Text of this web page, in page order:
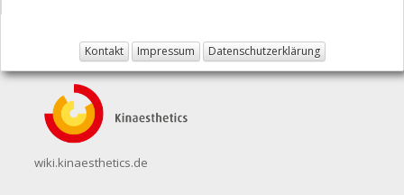
Kontakt Impressum Datenschutzerklärung
wiki.kinaesthetics.de